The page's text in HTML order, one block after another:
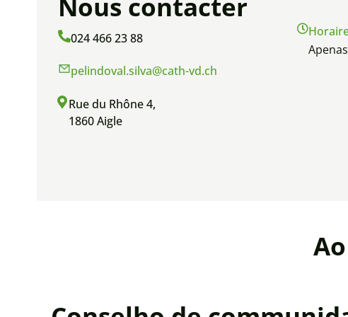
Nous contacter
024 466 23 88
pelindoval.silva@cath-vd.ch
Rue du Rhône 4,
1860 Aigle